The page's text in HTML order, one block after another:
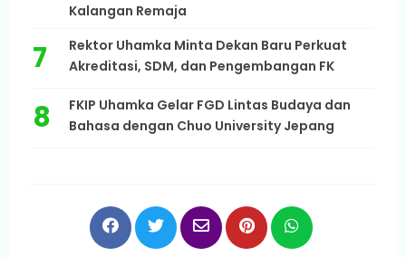
Kalangan Remaja
Rektor Uhamka Minta Dekan Baru Perkuat
Akreditasi, SDM, dan Pengembangan FK
FKIP Uhamka Gelar FGD Lintas Budaya dan
Bahasa dengan Chuo University Jepang